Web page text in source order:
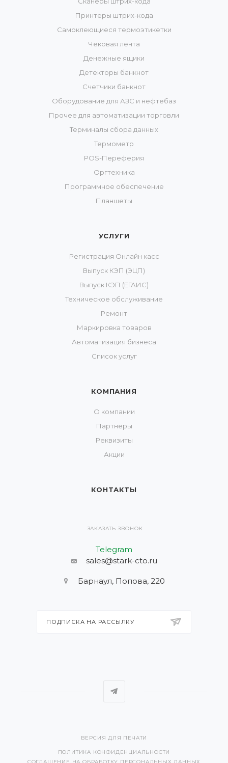
Принтеры штрих-кода
Самоклеющиеся термоэтикетки
Чековая лента
Денежные ящики
Детекторы банкнот
Счетчики банкнот
Оборудование для АЗС и нефтебаз
Прочее для автоматизации торговли
Терминалы сбора данных
Термометр
POS-Переферия
Оргтехника
Программное обеспечение
Планшеты
УСЛУГИ
Регистрация Онлайн касс
Выпуск КЭП (ЭЦП)
Выпуск КЭП (ЕГАИС)
Техническое обслуживание
Ремонт
Маркировка товаров
Автоматизация бизнеса
Список услуг
КОМПАНИЯ
О компании
Партнеры
Реквизиты
Акции
КОНТАКТЫ
ЗАКАЗАТЬ ЗВОНОК
Telegram
sales@stark-cto.ru
Барнаул, Попова, 220
ПОДПИСКА НА РАССЫЛКУ
ВЕРСИЯ ДЛЯ ПЕЧАТИ
ПОЛИТИКА КОНФИДЕНЦИАЛЬНОСТИ